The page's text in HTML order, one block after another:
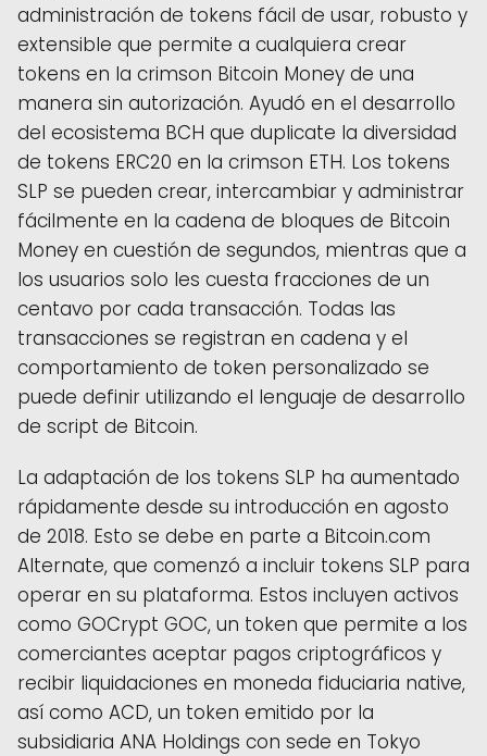
administración de tokens fácil de usar, robusto y
extensible que permite a cualquiera crear
tokens en la crimson Bitcoin Money de una
manera sin autorización. Ayudó en el desarrollo
del ecosistema BCH que duplicate la diversidad
de tokens ERC20 en la crimson ETH. Los tokens
SLP se pueden crear, intercambiar y administrar
fácilmente en la cadena de bloques de Bitcoin
Money en cuestión de segundos, mientras que a
los usuarios solo les cuesta fracciones de un
centavo por cada transacción. Todas las
transacciones se registran en cadena y el
comportamiento de token personalizado se
puede definir utilizando el lenguaje de desarrollo
de script de Bitcoin.
La ​​adaptación de los tokens SLP ha aumentado
rápidamente desde su introducción en agosto
de 2018. Esto se debe en parte a Bitcoin.com
Alternate, que comenzó a incluir tokens SLP para
operar en su plataforma. Estos incluyen activos
como GOCrypt GOC, un token que permite a los
comerciantes aceptar pagos criptográficos y
recibir liquidaciones en moneda fiduciaria native,
así como ACD, un token emitido por la
subsidiaria ANA Holdings con sede en Tokyo